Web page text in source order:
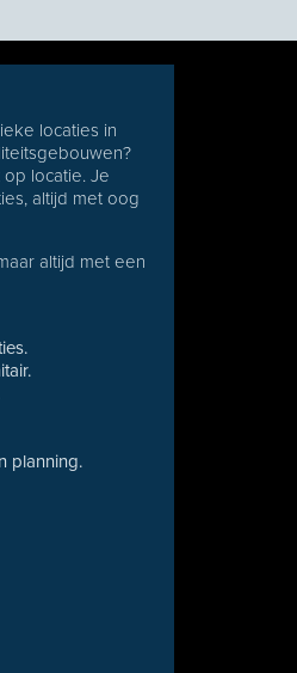
locaties in
locatie. Je
altijd met oog
altijd met een
planning.